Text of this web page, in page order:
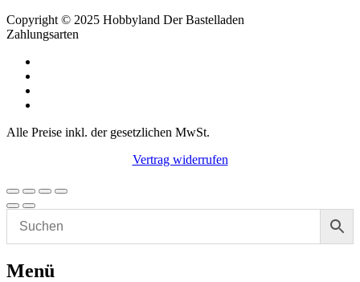
Copyright © 2025 Hobbyland Der Bastelladen
Zahlungsarten
Alle Preise inkl. der gesetzlichen MwSt.
Vertrag widerrufen
Menü